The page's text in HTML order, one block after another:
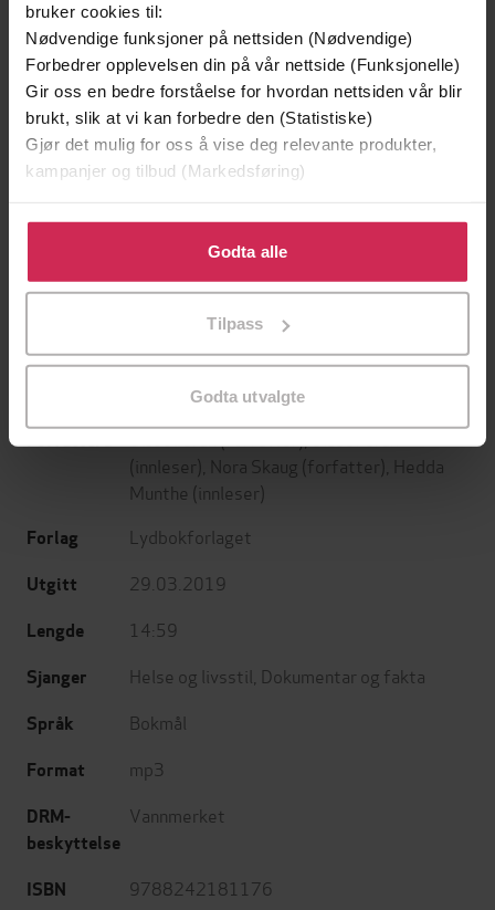
bruker cookies til:
Nødvendige funksjoner på nettsiden (Nødvendige)
Forbedrer opplevelsen din på vår nettside (Funksjonelle)
Gir oss en bedre forståelse for hvordan nettsiden vår blir
brukt, slik at vi kan forbedre den (Statistiske)
Gjør det mulig for oss å vise deg relevante produkter,
kampanjer og tilbud (Markedsføring)
Klikk på «Godta alle» for å gi oss ditt samtykke til å
bruke cookies for alle disse formålene. Du kan også
tilpasse ditt samtykke til spesifikke formål ved å klikke
Godta alle
Tilpass
Godta utvalgte
Jo Nesbø
Tom Egeland
Forfattere
(innleser), Nora Skaug (forfatter), Hedda
Munthe (innleser)
Forlag Lydbokforlaget
Utgitt 29.03.2019
Lengde 14:59
Sjanger Helse og livsstil Dokumentar og fakta
Språk Bokmål
Format mp3
DRM-
beskyttelse
Vannmerket
ISBN 9788242181176